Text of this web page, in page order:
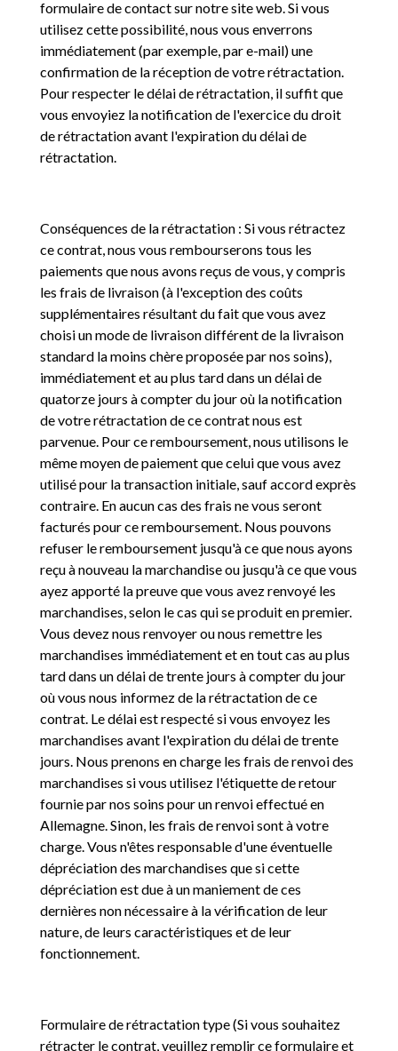
formulaire de contact sur notre site web. Si vous
utilisez cette possibilité, nous vous enverrons
immédiatement (par exemple, par e-mail) une
confirmation de la réception de votre rétractation.
Pour respecter le délai de rétractation, il suffit que
vous envoyiez la notification de l'exercice du droit
de rétractation avant l'expiration du délai de
rétractation.
Conséquences de la rétractation : Si vous rétractez
ce contrat, nous vous rembourserons tous les
paiements que nous avons reçus de vous, y compris
les frais de livraison (à l'exception des coûts
supplémentaires résultant du fait que vous avez
choisi un mode de livraison différent de la livraison
standard la moins chère proposée par nos soins),
immédiatement et au plus tard dans un délai de
quatorze jours à compter du jour où la notification
de votre rétractation de ce contrat nous est
parvenue. Pour ce remboursement, nous utilisons le
même moyen de paiement que celui que vous avez
utilisé pour la transaction initiale, sauf accord exprès
contraire. En aucun cas des frais ne vous seront
facturés pour ce remboursement. Nous pouvons
refuser le remboursement jusqu'à ce que nous ayons
reçu à nouveau la marchandise ou jusqu'à ce que vous
ayez apporté la preuve que vous avez renvoyé les
marchandises, selon le cas qui se produit en premier.
Vous devez nous renvoyer ou nous remettre les
marchandises immédiatement et en tout cas au plus
tard dans un délai de trente jours à compter du jour
où vous nous informez de la rétractation de ce
contrat. Le délai est respecté si vous envoyez les
marchandises avant l'expiration du délai de trente
jours. Nous prenons en charge les frais de renvoi des
marchandises si vous utilisez l'étiquette de retour
fournie par nos soins pour un renvoi effectué en
Allemagne. Sinon, les frais de renvoi sont à votre
charge. Vous n'êtes responsable d'une éventuelle
dépréciation des marchandises que si cette
dépréciation est due à un maniement de ces
dernières non nécessaire à la vérification de leur
nature, de leurs caractéristiques et de leur
fonctionnement.
Formulaire de rétractation type (Si vous souhaitez
rétracter le contrat, veuillez remplir ce formulaire et